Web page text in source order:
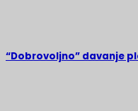
“Dobrovoljno” davanje